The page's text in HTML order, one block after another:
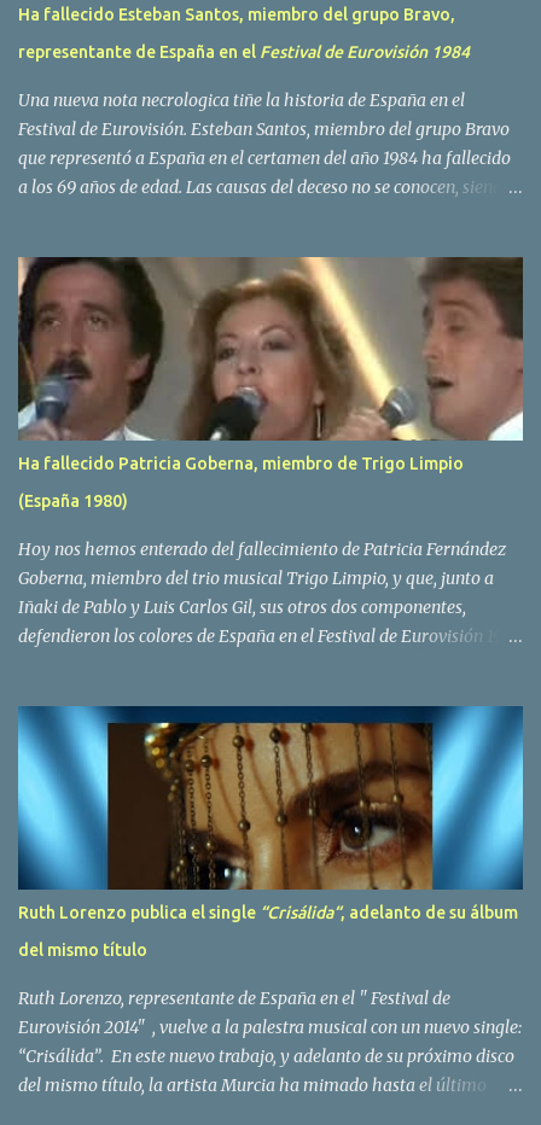
Ha fallecido Esteban Santos, miembro del grupo Bravo,
representante de España en el Festival de Eurovisión 1984
Una nueva nota necrologica tiñe la historia de España en el
Festival de Eurovisión. Esteban Santos, miembro del grupo Bravo
que representó a España en el certamen del año 1984 ha fallecido
a los 69 años de edad. Las causas del deceso no se conocen, siendo
traves de las redes sociales. Nacido en Tolosa en 1951, durante su
epoca universitaria en la carrera de empresariales conoció al
estudiante de medicina Luis Villar, comenzando a actuar
juntos,Santos a la guitarra y Villar al piano, sin atreverse a dar el
salto al mercado profesional. Sin embargo esto cambió gracias a la
propia Amaia Saizar, que tras su abandono de Trigo Limpio,
recibió por parte de la discografica Hispavox el encargo de crear
un nuevo grupo, reclutando al duo de amigos y a la ex modelo
Yolanda Hoyos. Con los cuatro surgió en el año 1982 el grupo
Ha fallecido Patricia Goberna, miembro de Trigo Limpio
(España 1980)
Hoy nos hemos enterado del fallecimiento de Patricia Fernández
Goberna, miembro del trio musical Trigo Limpio, y que, junto a
Iñaki de Pablo y Luis Carlos Gil, sus otros dos componentes,
defendieron los colores de España en el Festival de Eurovisión 1980
padeciendo desde hace tiempo. Patricia Fernández Goberna,
nacida en 1957, entró a formar parte de la formación musical
antes mencionada en el año 1979 sustituyendo a Amaya Saizar. Es
el año 1980 cuando son elegidos para representar a España en
Dublín donde, con su tema Quedate esta noche, obtienen el puesto
12 de 19 países. Tras esta participación graban en Estados Unidos
el disco Entrañablemente , abriendole las puertas del éxito en
America Latina, en especial en Mexico, en donde pasan largas
temporadas. En Trigo Limpio permanecerá hasta el año 1988,
Ruth Lorenzo publica el single “Crisálida“, adelanto de su álbum
del mismo título
Ruth Lorenzo, representante de España en el " Festival de
Eurovisión 2014" , vuelve a la palestra musical con un nuevo single:
“Crisálida”. En este nuevo trabajo, y adelanto de su próximo disco
del mismo título, la artista Murcia ha mimado hasta el último